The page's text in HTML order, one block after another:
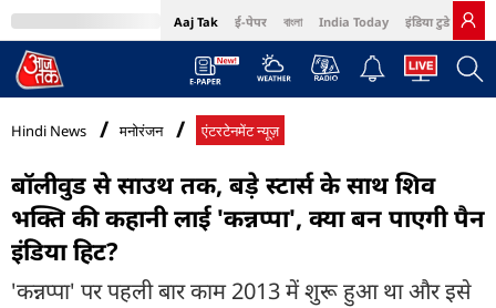
Aaj Tak ई-पेपर বাংলা India Today इंडिया टुडे हिंदी
MumbaiTak Cosmopolitan Harper's Bazaar Northeast
Hindi News मनोरंजन एंटरटेनमेंट न्यूज़
बॉलीवुड से साउथ तक, बड़े स्टार्स के साथ शिव
भक्ति की कहानी लाई 'कन्नप्पा', क्या बन पाएगी पैन
इंडिया हिट?
'कन्नप्पा' पर पहली बार काम 2013 में शुरू हुआ था और इसे